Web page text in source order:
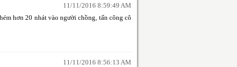
11/11/2016 8:59:49 AM
hơn 20 nhát vào người chồng, tấn công cô
11/11/2016 8:56:13 AM